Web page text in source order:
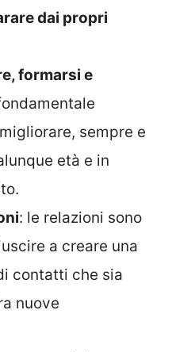
dai propri
formarsi e
sempre e
età e in
: le relazioni sono
a creare una
contatti che sia
nuove